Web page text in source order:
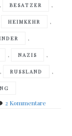
, BESATZER ,
HEIMKEHR ,
,
, NAZIS ,
, RUSSLAND ,
2 Kommentarezu